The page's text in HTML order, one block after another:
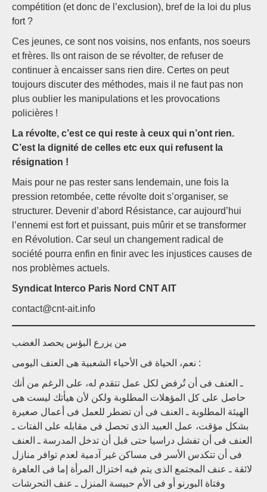
compétition (et donc de l’exclusion), bref de la loi du plus
fort ?
Ces jeunes, ce sont nos voisins, nos enfants, nos soeurs
et frères. Ils ont raison de se révolter, de refuser de
continuer à encaisser sans rien dire. Certes on peut
toujours discuter des méthodes, mais il ne faut pas non
plus oublier les manipulations et les provocations
policières !
La révolte, c’est ce qui reste à ceux qui n’ont rien.
C’est la dignité de celles etc eux qui refusent la
résignation !
Mais pour ne pas rester sans lendemain, une fois la
pression retombée, cette révolte doit s’organiser, se
structurer. Devenir d’abord Résistance, car aujourd’hui
l’ennemi est fort et puissant, puis mûrir et se transformer
en Révolution. Car seul un changement radical de
société pourra enfin en finir avec les injustices causes de
nos problèmes actuels.
Syndicat Interco Paris Nord CNT AIT
contact@cnt-ait.info
من يزرع البؤس يحصد الغضب
نعم، الحياة فى الأحياء الشعبية هى العنف اليومى :
ـ العنف فى أن تُرفض لكل عمل تتقدم له، على الرغم من أنك
حاصل على كل المؤهلات المطلوبة ولكن لأن هيأتك ليست هى
الهيئة المطلوبة ـ العنف فى أن تضطر للعمل فى أعمال صغيرة
بشكل مؤقت، عمل العبيد الذى تحصل فى مقابله على الفتات ـ
العنف فى أن تفشل دراسيا حتى قبل أن تدخل المدرسة ـ العنف
فى أن تتكدس الأسر فى مساكن غير آدمية لعدم توافر منازل
لائقة ـ عنف المجتمع الذى يتم فيه اختزال المرأة إما فى العاهرة
وفتاة البورنو أو فى الأم حبيسة المنزل ـ عنف التحرشات